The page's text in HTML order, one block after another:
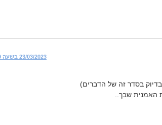
23/03/2023 בשעה 8:09 am
בסדר זה של הדברים)
האמנית שבך..